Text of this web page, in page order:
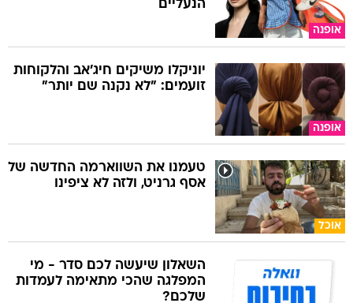
אופנה
הנעליים
אופנה
יוניקלו משיקים חיג'אב והלקוחות
זועמים: "לא נקנה שם יותר"
אוכל
טעמנו את השווארמה החדשה של
אסף גרניט, ולזה לא ציפינו
השאלון שיעשה לכם סדר - מי
המפלגה שהכי מתאימה לעמדות
שלכם?